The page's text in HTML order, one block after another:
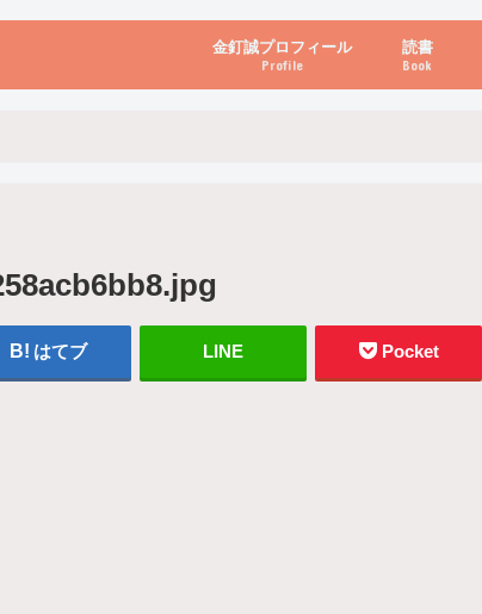
金釘誠プロフィール
Profile
読書
Book
はてブ LINE Pocket